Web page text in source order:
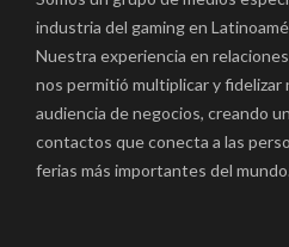
industria del gaming en
Nuestra experiencia en
nos permitió multiplicar y fidelizar
audiencia de negocios, creando
contactos que conecta a las
ferias más importantes del mundo.